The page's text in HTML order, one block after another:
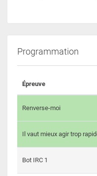
Programmation
Épreuve
Renverse-moi
Il vaut mieux agir trop
Bot IRC 1